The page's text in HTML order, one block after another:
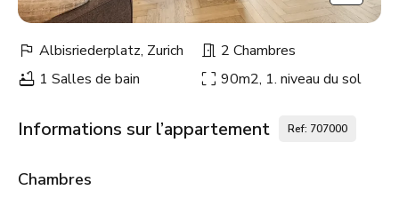
Albisriederplatz, Zurich
2 Chambres
1 Salles de bain
90m2, 1. niveau du sol
Informations sur l’appartement Ref: 707000
Chambres